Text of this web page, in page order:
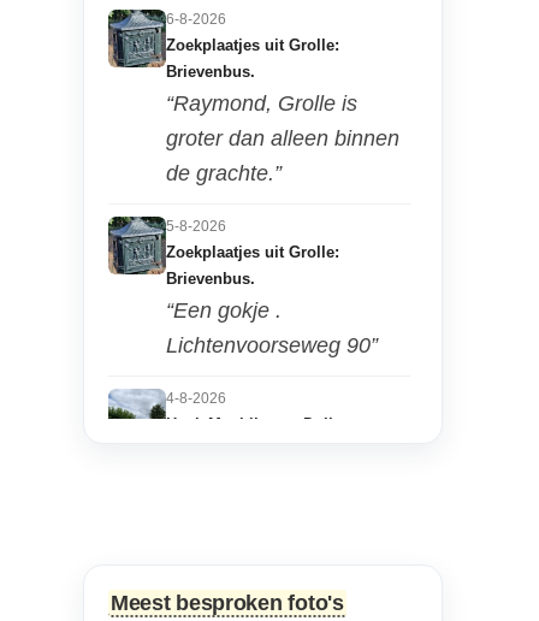
6-8-2026
Zoekplaatjes uit Grolle:
Brievenbus.
“Raymond, Grolle is
groter dan alleen binnen
de grachte.”
5-8-2026
Zoekplaatjes uit Grolle:
Brievenbus.
“Een gokje .
Lichtenvoorseweg 90”
4-8-2026
Hoek Matthijs van Dulkenstraat
Meest besproken foto's